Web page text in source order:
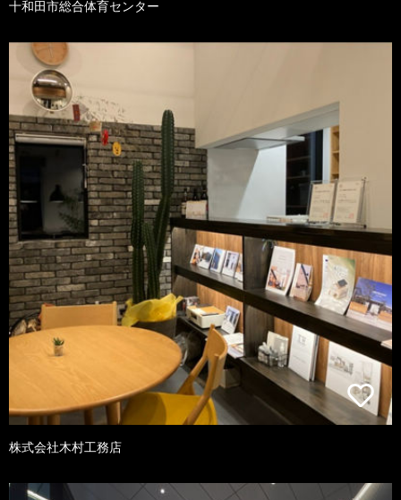
十和田市総合体育センター
株式会社木村工務店